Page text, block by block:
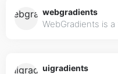
webgradients
WebGradients is
uigradients